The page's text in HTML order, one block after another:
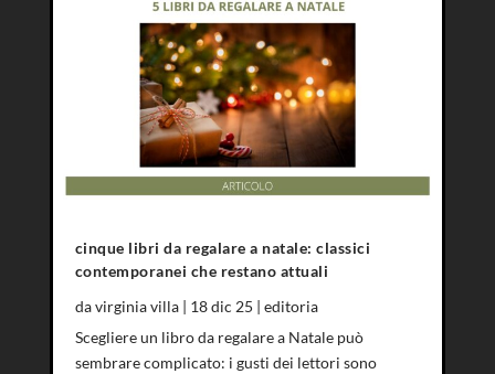
cinque libri da regalare a natale: classici
contemporanei che restano attuali
davirginia villa| 18 dic 25 | editoria
Scegliere un libro da regalare a Natale può
sembrare complicato: i gusti dei lettori sono